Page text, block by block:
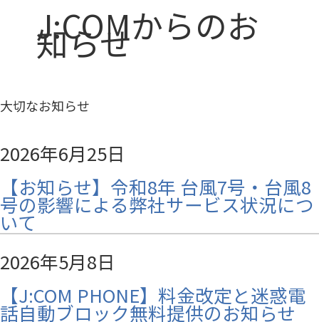
J:COMからのお
知らせ
大切なお知らせ
2026年6月25日
【お知らせ】令和8年 台風7号・台風8
号の影響による弊社サービス状況につ
いて
2026年5月8日
【J:COM PHONE】料金改定と迷惑電
話自動ブロック無料提供のお知らせ